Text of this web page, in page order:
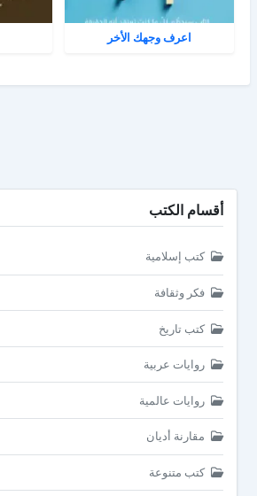
اعرف وجهك الأخر
أقسام الكتب
كتب إسلامية
فكر وثقافة
كتب تاريخ
روايات عربية
روايات عالمية
مقارنة أديان
كتب متنوعة